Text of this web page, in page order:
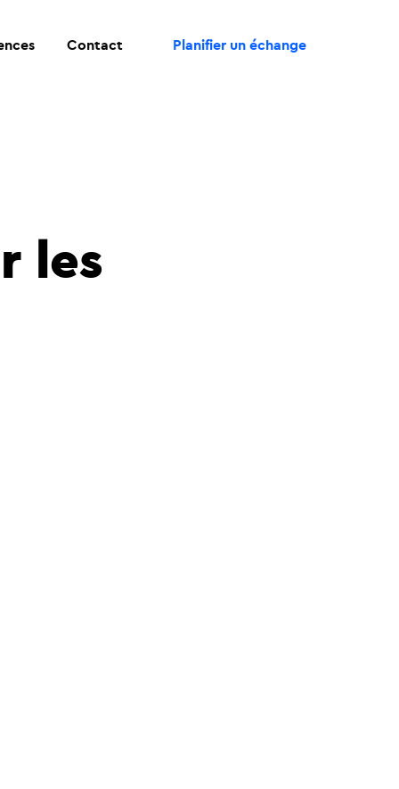
Contact Planifier un échange
les